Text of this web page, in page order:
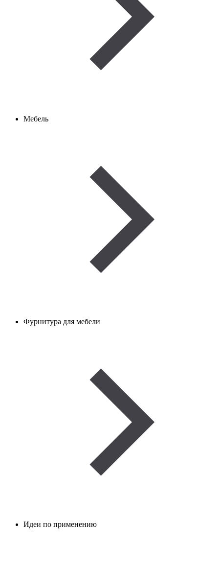
Мебель
Фурнитура для мебели
Идеи по применению